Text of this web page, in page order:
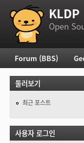
부 메뉴 KLDP
Open
주 메뉴
Forum (BBS)
둘러보기
최근 포스트
사용자 로그인